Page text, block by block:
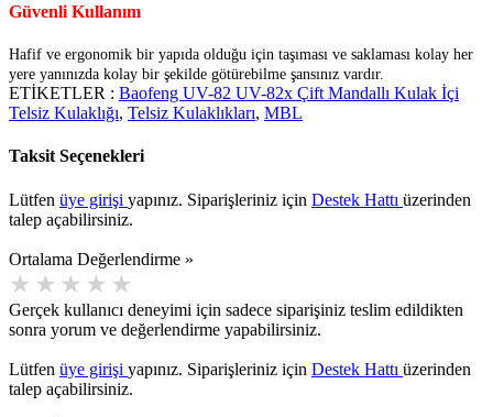
Güvenli Kullanım
Hafif ve ergonomik bir yapıda olduğu için taşıması ve saklaması kolay her
yere yanınızda kolay bir şekilde götürebilme şansınız vardır.
ETİKETLER : Baofeng UV-82 UV-82x Çift Mandallı Kulak İçi
Telsiz Kulaklığı, Telsiz Kulaklıkları, MBL
Taksit Seçenekleri
Lütfen üye girişi yapınız. Siparişleriniz için Destek Hattı üzerinden
talep açabilirsiniz.
Ortalama Değerlendirme »
Gerçek kullanıcı deneyimi için sadece siparişiniz teslim edildikten
sonra yorum ve değerlendirme yapabilirsiniz.
Lütfen üye girişi yapınız. Siparişleriniz için Destek Hattı üzerinden
talep açabilirsiniz.